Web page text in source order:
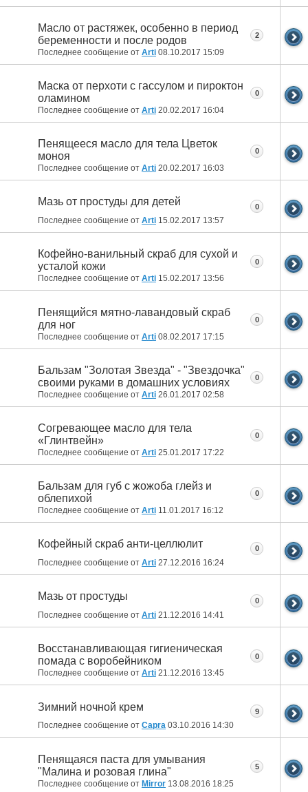
Масло от растяжек, особенно в период
беременности и после родов
Последнее сообщение от Arti 08.10.2017 15:09
2
Маска от перхоти с гассулом и пироктон
оламином
Последнее сообщение от Arti 20.02.2017 16:04
0
Пенящееся масло для тела Цветок
моноя
Последнее сообщение от Arti 20.02.2017 16:03
0
Мазь от простуды для детей
Последнее сообщение от Arti 15.02.2017 13:57
0
Кофейно-ванильный скраб для сухой и
усталой кожи
Последнее сообщение от Arti 15.02.2017 13:56
0
Пенящийся мятно-лавандовый скраб
для ног
Последнее сообщение от Arti 08.02.2017 17:15
0
Бальзам "Золотая Звезда" - "Звездочка"
своими руками в домашних условиях
Последнее сообщение от Arti 26.01.2017 02:58
0
Согревающее масло для тела
«Глинтвейн»
Последнее сообщение от Arti 25.01.2017 17:22
0
Бальзам для губ с жожоба глейз и
облепихой
Последнее сообщение от Arti 11.01.2017 16:12
0
Кофейный скраб анти-целлюлит
Последнее сообщение от Arti 27.12.2016 16:24
0
Мазь от простуды
Последнее сообщение от Arti 21.12.2016 14:41
0
Восстанавливающая гигиеническая
помада с воробейником
Последнее сообщение от Arti 21.12.2016 13:45
0
Зимний ночной крем
Последнее сообщение от Capra 03.10.2016 14:30
9
Пенящаяся паста для умывания
"Малина и розовая глина"
Последнее сообщение от Mirror 13.08.2016 18:25
5